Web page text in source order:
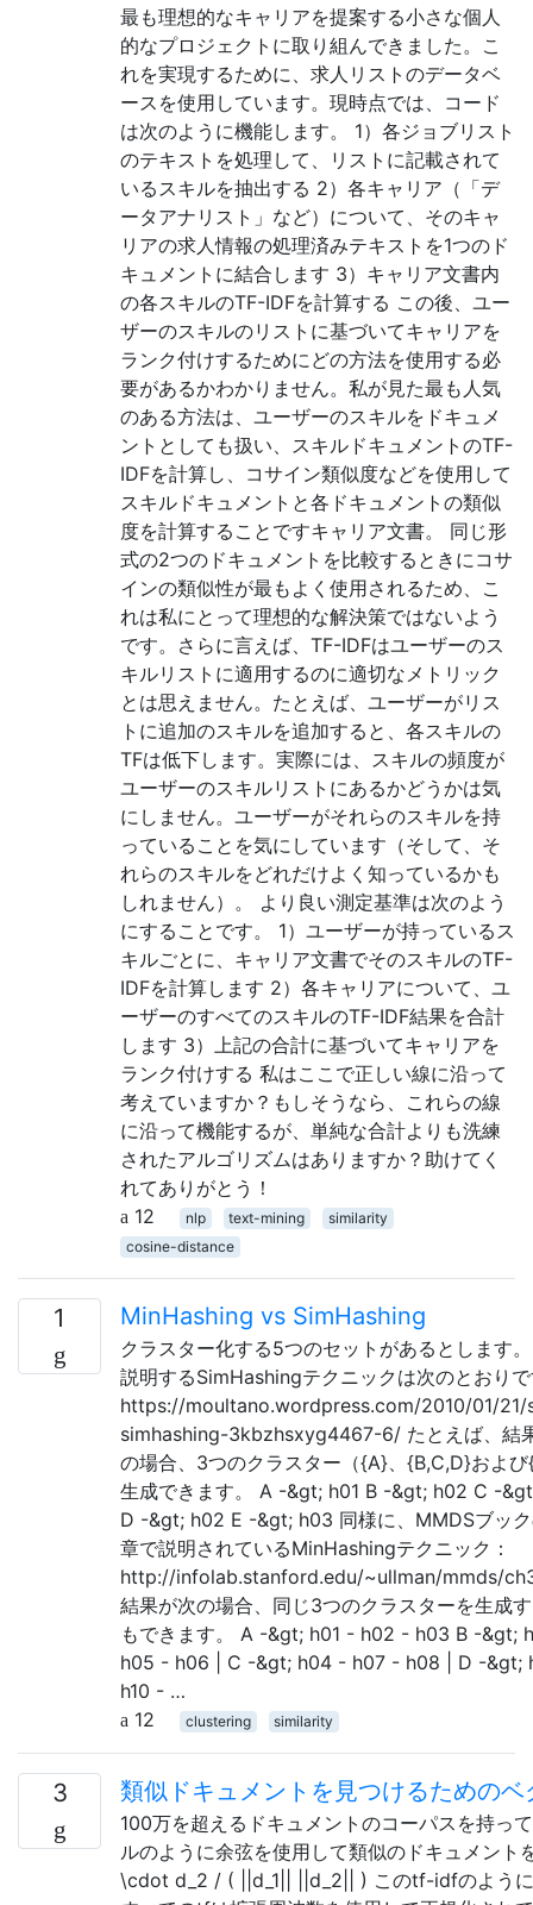
最も理想的なキャリアを提案する小さな個人
的なプロジェクトに取り組んできました。こ
れを実現するために、求人リストのデータベ
ースを使用しています。現時点では、コード
は次のように機能します。 1）各ジョブリスト
のテキストを処理して、リストに記載されて
いるスキルを抽出する 2）各キャリア（「デ
ータアナリスト」など）について、そのキャ
リアの求人情報の処理済みテキストを1つのド
キュメントに結合します 3）キャリア文書内
の各スキルのTF-IDFを計算する この後、ユー
ザーのスキルのリストに基づいてキャリアを
ランク付けするためにどの方法を使用する必
要があるかわかりません。私が見た最も人気
のある方法は、ユーザーのスキルをドキュメ
ントとしても扱い、スキルドキュメントのTF-
IDFを計算し、コサイン類似度などを使用して
スキルドキュメントと各ドキュメントの類似
度を計算することですキャリア文書。 同じ形
式の2つのドキュメントを比較するときにコサ
インの類似性が最もよく使用されるため、こ
れは私にとって理想的な解決策ではないよう
です。さらに言えば、TF-IDFはユーザーのス
キルリストに適用するのに適切なメトリック
とは思えません。たとえば、ユーザーがリス
トに追加のスキルを追加すると、各スキルの
TFは低下します。実際には、スキルの頻度が
ユーザーのスキルリストにあるかどうかは気
にしません。ユーザーがそれらのスキルを持
っていることを気にしています（そして、そ
れらのスキルをどれだけよく知っているかも
しれません）。 より良い測定基準は次のよう
にすることです。 1）ユーザーが持っているス
キルごとに、キャリア文書でそのスキルのTF-
IDFを計算します 2）各キャリアについて、ユ
ーザーのすべてのスキルのTF-IDF結果を合計
します 3）上記の合計に基づいてキャリアを
ランク付けする 私はここで正しい線に沿って
考えていますか？もしそうなら、これらの線
に沿って機能するが、単純な合計よりも洗練
されたアルゴリズムはありますか？助けてく
れてありがとう！
12
nlp text-mining
similarity
cosine-distance
1 MinHashing vs SimHashing
クラスター化する5つのセットがあるとします
説明するSimHashingテクニックは次のとおり
https://moultano.wordpress.com/2010/01/21/
simhashing-3kbzhsxyg4467-6/ たとえば、結
の場合、3つのクラスター（{A}、{B,C,D}およ
生成できます。 A -&gt; h01 B -&gt; h02 C -
D -&gt; h02 E -&gt; h03 同様に、MMDSブッ
章で説明されているMinHashingテクニック：
http://infolab.stanford.edu/~ullman/mmds/
結果が次の場合、同じ3つのクラスターを生成
もできます。 A -&gt; h01 - h02 - h03 B -&gt;
h05 - h06 | C -&gt; h04 - h07 - h08 | D -&gt;
h10 - …
12
clustering similarity
3 類似ドキュメントを見つけるための
100万を超えるドキュメントのコーパスを持っ
ルのように余弦を使用して類似のドキュメン
\cdot d_2 / ( ||d_1|| ||d_2|| ) このtf-idfのように